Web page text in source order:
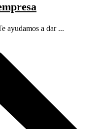
ayudamos a dar ...